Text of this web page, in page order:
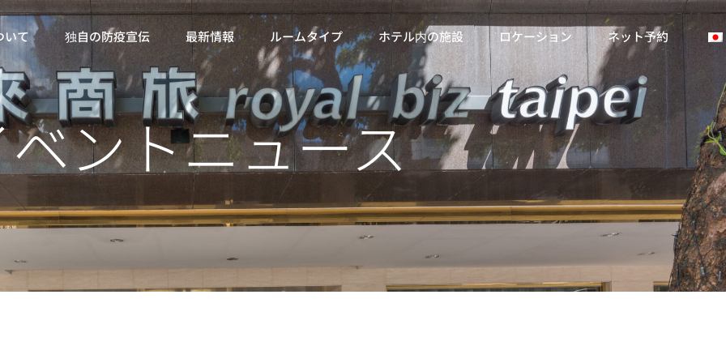
いて 独自の防疫宣伝 最新情報 ルームタイプ ホテル内の施設 ロケーション ネット予約
ントニュース